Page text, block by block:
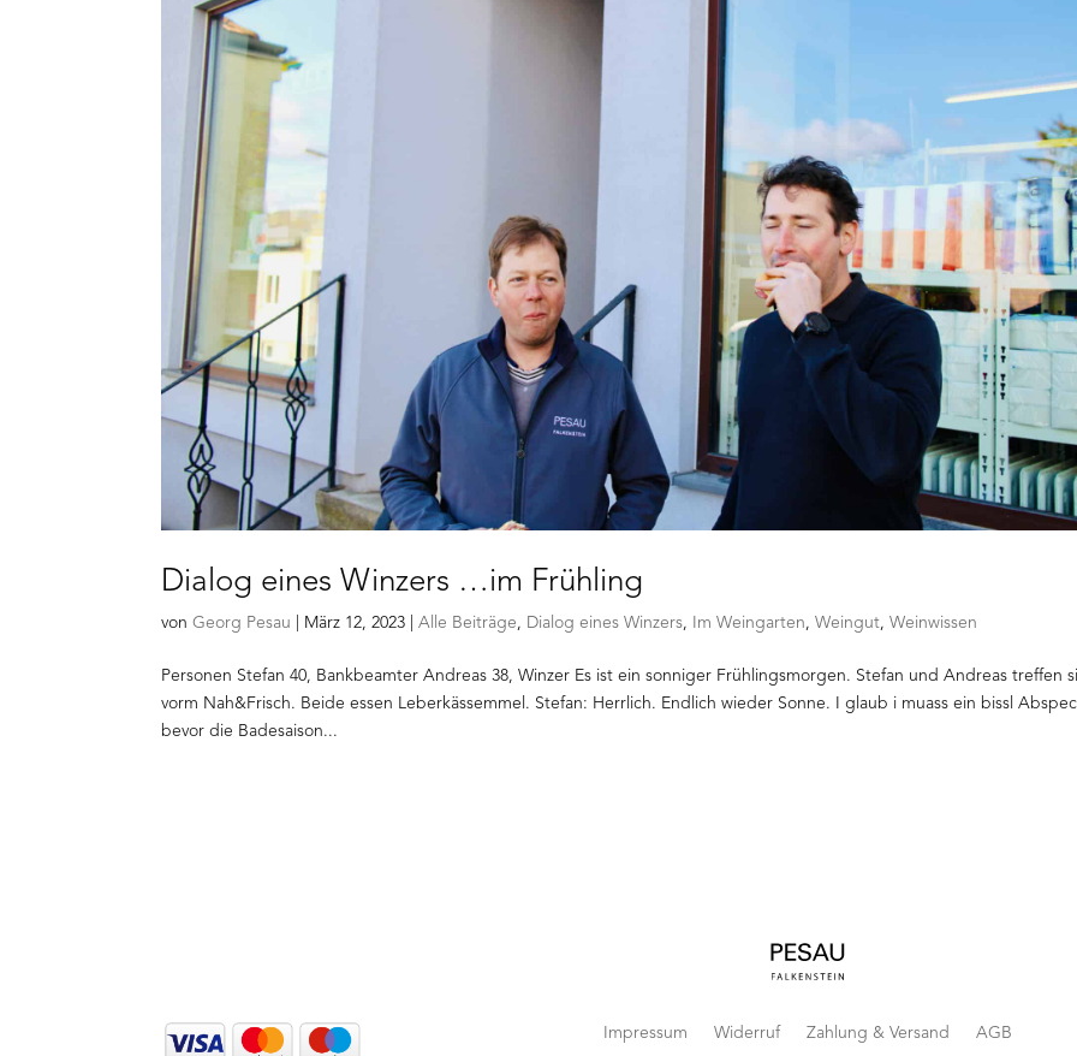
Dialog eines Winzers …im Frühling
vonGeorg Pesau März 12, 2023 |Alle Beiträge, Dialog eines Winzers, Im Weingarten,Weingut,Weinwissen
Personen Stefan 40, Bankbeamter Andreas 38, Winzer Es ist ein sonniger Frühlingsmorgen. Stefan und Andreas treffen
vorm Nah&Frisch. Beide essen Leberkässemmel. Stefan: Herrlich. Endlich wieder Sonne. I glaub i muass ein bissl
bevor die Badesaison...
Impressum Widerruf Zahlung & Versand AGB